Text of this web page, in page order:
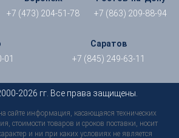
+7 (473) 204-51-78
+7 (863) 209-88-94
01
Саратов
+7 (845) 249-63-11
2026 гг. Все права защищены.
сайте информация, касающаяся технических
стоимости товаров и сроков поставки, носит
и ни при каких условиях не является